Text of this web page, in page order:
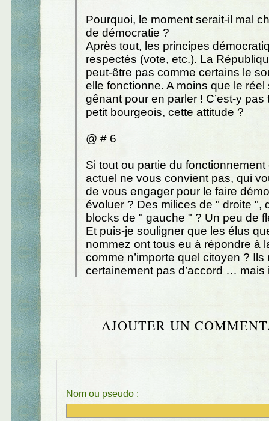
Pourquoi, le moment serait-il mal
de démocratie ?
Après tout, les principes
respectés (vote, etc.). La
peut-être pas comme certains le
elle fonctionne. A moins que le réel
gênant pour en parler ! C’est-y
petit bourgeois, cette attitude ?
@ # 6
Si tout ou partie du
actuel ne vous convient pas, qui
de vous engager pour le faire
évoluer ? Des milices de " droite ",
blocks de " gauche " ? Un peu de
Et puis-je souligner que les élus
nommez ont tous eu à répondre à
comme n’importe quel citoyen ? Ils
certainement pas d’accord … mais
AJOUTER UN
Nom ou pseudo :